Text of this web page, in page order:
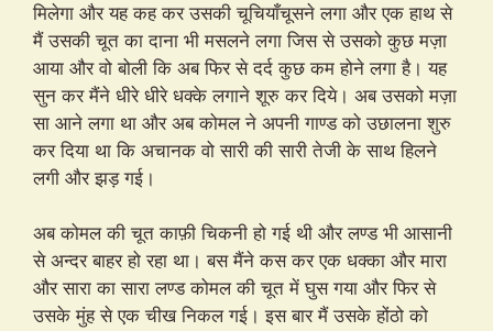
मिलेगा और यह कह कर उसकी चूचियाँचूसने लगा और एक हाथ से
मैं उसकी चूत का दाना भी मसलने लगा जिस से उसको कुछ मज़ा
आया और वो बोली कि अब फिर से दर्द कुछ कम होने लगा है। यह
सुन कर मैंने धीरे धीरे धक्के लगाने शूरु कर दिये। अब उसको मज़ा
सा आने लगा था और अब कोमल ने अपनी गाण्ड को उछालना शुरु
कर दिया था कि अचानक वो सारी की सारी तेजी के साथ हिलने
लगी और झड़ गई।
अब कोमल की चूत काफ़ी चिकनी हो गई थी और लण्ड भी आसानी
से अन्दर बाहर हो रहा था। बस मैंने कस कर एक धक्का और मारा
और सारा का सारा लण्ड कोमल की चूत में घुस गया और फिर से
उसके मुंह से एक चीख निकल गई। इस बार मैं उसके होंठो को